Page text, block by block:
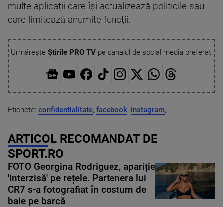
multe aplicații care își actualizează politicile sau
care limitează anumite funcții.
Urmărește Știrile PRO TVpe canalul de social media preferat:
Etichete: confidentialitate, facebook, instagram,
ARTICOL RECOMANDAT DE
SPORT.RO
FOTO Georgina Rodriguez, apariție
'interzisă' pe rețele. Partenera lui
CR7 s-a fotografiat în costum de
baie pe barcă